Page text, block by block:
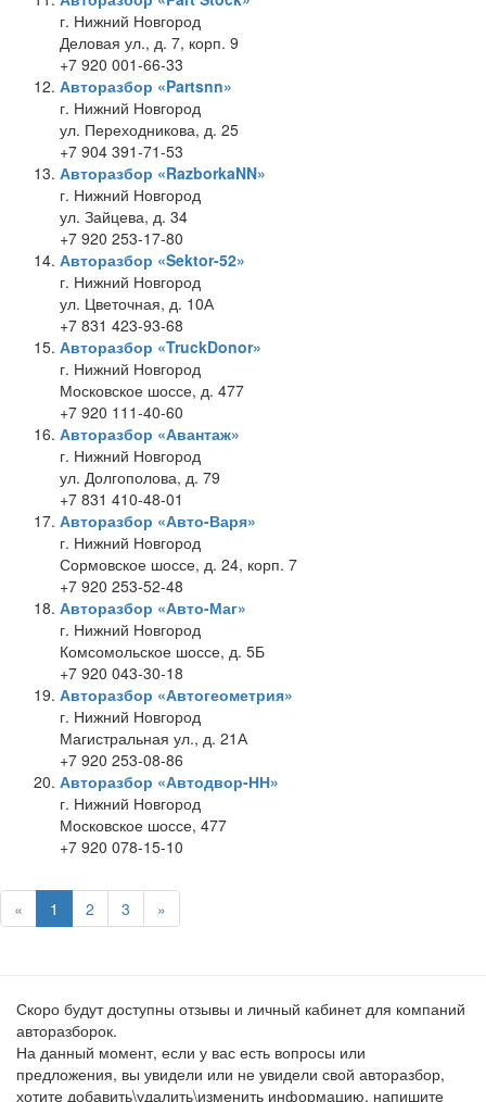
г. Нижний Новгород
Деловая ул., д. 7, корп. 9
+7 920 001-66-33
Авторазбор «Partsnn»
г. Нижний Новгород
ул. Переходникова, д. 25
+7 904 391-71-53
Авторазбор «RazborkaNN»
г. Нижний Новгород
ул. Зайцева, д. 34
+7 920 253-17-80
Авторазбор «Sektor-52»
г. Нижний Новгород
ул. Цветочная, д. 10А
+7 831 423-93-68
Авторазбор «TruckDonor»
г. Нижний Новгород
Московское шоссе, д. 477
+7 920 111-40-60
Авторазбор «Авантаж»
г. Нижний Новгород
ул. Долгополова, д. 79
+7 831 410-48-01
Авторазбор «Авто-Варя»
г. Нижний Новгород
Сормовское шоссе, д. 24, корп. 7
+7 920 253-52-48
Авторазбор «Авто-Маг»
г. Нижний Новгород
Комсомольское шоссе, д. 5Б
+7 920 043-30-18
Авторазбор «Автогеометрия»
г. Нижний Новгород
Магистральная ул., д. 21А
+7 920 253-08-86
Авторазбор «Автодвор-НН»
г. Нижний Новгород
Московское шоссе, 477
+7 920 078-15-10
« 1 2 3 »
Скоро будут доступны отзывы и личный кабинет для компаний
авторазборок.
На данный момент, если у вас есть вопросы или
предложения, вы увидели или не увидели свой авторазбор,
хотите добавить\удалить\изменить информацию, напишите